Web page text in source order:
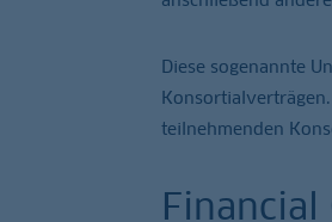
Diese sogenannte
teilnehmenden
Financial